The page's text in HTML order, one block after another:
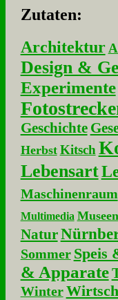
Zu­ta­ten:
Architektur
Design &
Experimente
Geschichte
Herbst Kitsch
Lebensart
Maschinenraum
Multimedia Museen
Natur
Sommer Speis
& Apparate
Winter